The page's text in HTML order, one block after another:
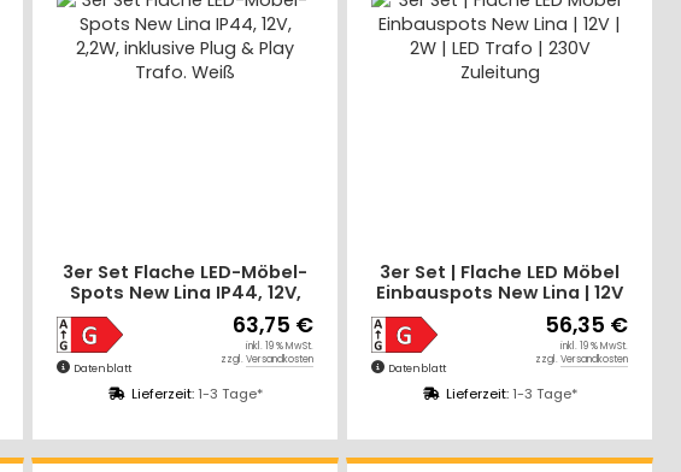
3er Set Flache LED-Möbel-
Spots New Lina IP44, 12V,
2,2W, inklusive Plug & Play
Trafo. Weiß
Lieferzeit:1-3 Tage*
Datenblatt
63,75 €
inkl. 19 % MwSt.
zzgl.Versandkosten
3er Set | Flache LED Möbel
Einbauspots New Lina | 12V
| 2W | LED Trafo | 230V
Lieferzeit:1-3 Tage*
Datenblatt
56,35 €
inkl. 19 % MwSt.
zzgl. Versandkosten